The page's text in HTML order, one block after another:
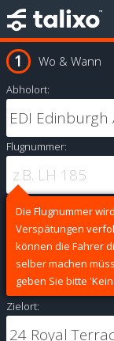
Wo & Wann
Abholort:
Flugnummer:
Die Flugnummer
Verspätungen
können die Fahrer
selber machen
geben Sie bitte
Zielort: